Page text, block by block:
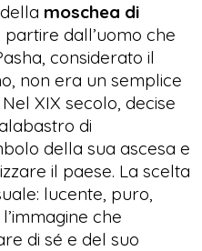
moschea di
partire dall’uomo che
considerato il
non era un semplice
XIX secolo, decise
di
della sua ascesa e
il paese. La scelta
lucente, puro,
che
di sé e del suo